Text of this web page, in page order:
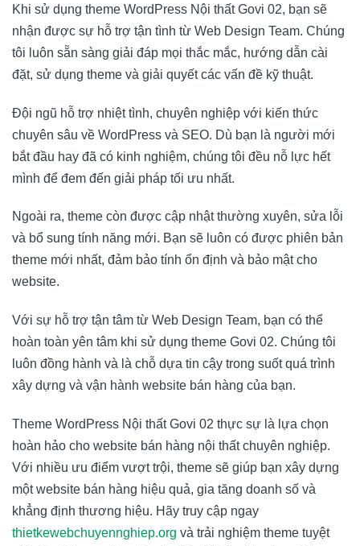
Khi sử dụng theme WordPress Nội thất Govi 02, bạn sẽ
nhận được sự hỗ trợ tận tình từ Web Design Team. Chúng
tôi luôn sẵn sàng giải đáp mọi thắc mắc, hướng dẫn cài
đặt, sử dụng theme và giải quyết các vấn đề kỹ thuật.
Đội ngũ hỗ trợ nhiệt tình, chuyên nghiệp với kiến thức
chuyên sâu về WordPress và SEO. Dù bạn là người mới
bắt đầu hay đã có kinh nghiệm, chúng tôi đều nỗ lực hết
mình để đem đến giải pháp tối ưu nhất.
Ngoài ra, theme còn được cập nhật thường xuyên, sửa lỗi
và bổ sung tính năng mới. Bạn sẽ luôn có được phiên bản
theme mới nhất, đảm bảo tính ổn định và bảo mật cho
website.
Với sự hỗ trợ tận tâm từ Web Design Team, bạn có thể
hoàn toàn yên tâm khi sử dụng theme Govi 02. Chúng tôi
luôn đồng hành và là chỗ dựa tin cậy trong suốt quá trình
xây dựng và vận hành website bán hàng của bạn.
Theme WordPress Nội thất Govi 02 thực sự là lựa chọn
hoàn hảo cho website bán hàng nội thất chuyên nghiệp.
Với nhiều ưu điểm vượt trội, theme sẽ giúp bạn xây dựng
một website bán hàng hiệu quả, gia tăng doanh số và
khẳng định thương hiệu. Hãy truy cập ngay
thietkewebchuyennghiep.org và trải nghiệm theme tuyệt